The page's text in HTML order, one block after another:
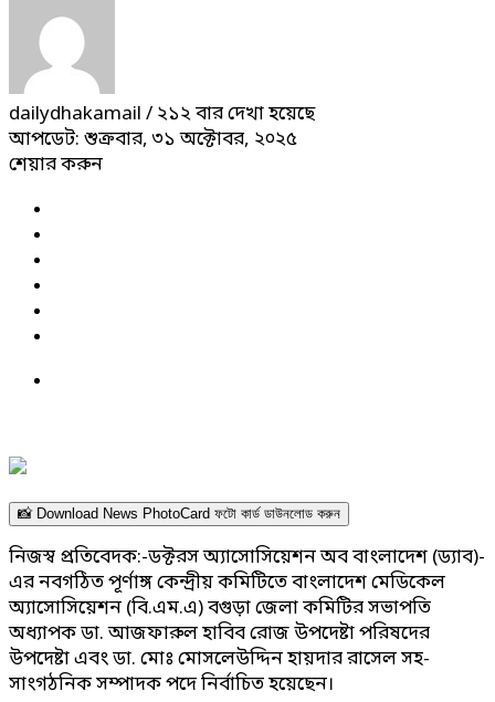
dailydhakamail / ২১২ বার দেখা হয়েছে
আপডেট: শুক্রবার, ৩১ অক্টোবর, ২০২৫
শেয়ার করুন
📸 Download News PhotoCard ফটো কার্ড ডাউনলোড করুন
নিজস্ব প্রতিবেদক:-ডক্টরস অ্যাসোসিয়েশন অব বাংলাদেশ (ড্যাব)-
এর নবগঠিত পূর্ণাঙ্গ কেন্দ্রীয় কমিটিতে বাংলাদেশ মেডিকেল
অ্যাসোসিয়েশন (বি.এম.এ) বগুড়া জেলা কমিটির সভাপতি
অধ্যাপক ডা. আজফারুল হাবিব রোজ উপদেষ্টা পরিষদের
উপদেষ্টা এবং ডা. মোঃ মোসলেউদ্দিন হায়দার রাসেল সহ-
সাংগঠনিক সম্পাদক পদে নির্বাচিত হয়েছেন।